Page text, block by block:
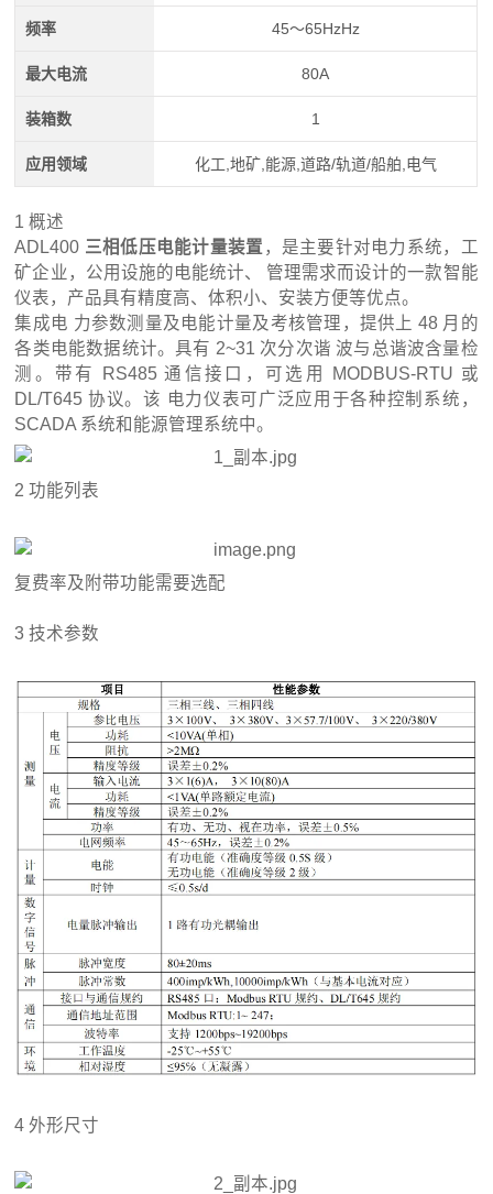
频率 45～65HzHz
最大电流 80A
装箱数 1
应用领域 化工,地矿,能源,道路/轨道/船舶,电气
1 概述
ADL400 三相低压电能计量装置 ，是主要针对电力系统，工
矿企业，公用设施的电能统计、 管理需求而设计的一款智能
仪表，产品具有精度高、体积小、安装方便等优点。
集成电 力参数测量及电能计量及考核管理，提供上 48 月的
各类电能数据统计。具有 2~31 次分次谐 波与总谐波含量检
测。带有 RS485 通信接口，可选用 MODBUS-RTU 或
DL/T645 协议。该 电力仪表可广泛应用于各种控制系统，
SCADA 系统和能源管理系统中。
2 功能列表
复费率及附带功能需要选配
3 技术参数
4 外形尺寸